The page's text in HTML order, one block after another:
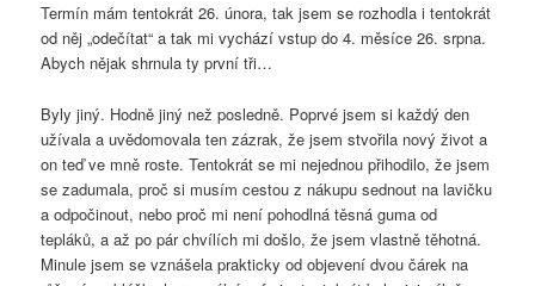
Termín mám tentokrát 26. února, tak jsem se rozhodla i tentokrát
od něj „odečítat“ a tak mi vychází vstup do 4. měsíce 26. srpna.
Abych nějak shrnula ty první tři…
Byly jiný. Hodně jiný než posledně. Poprvé jsem si každý den
užívala a uvědomovala ten zázrak, že jsem stvořila nový život a
on teď ve mně roste. Tentokrát se mi nejednou přihodilo, že jsem
se zadumala, proč si musím cestou z nákupu sednout na lavičku
a odpočinout, nebo proč mi není pohodlná těsná guma od
tepláků, a až po pár chvílích mi došlo, že jsem vlastně těhotná.
Minule jsem se vznášela prakticky od objevení dvou čárek na